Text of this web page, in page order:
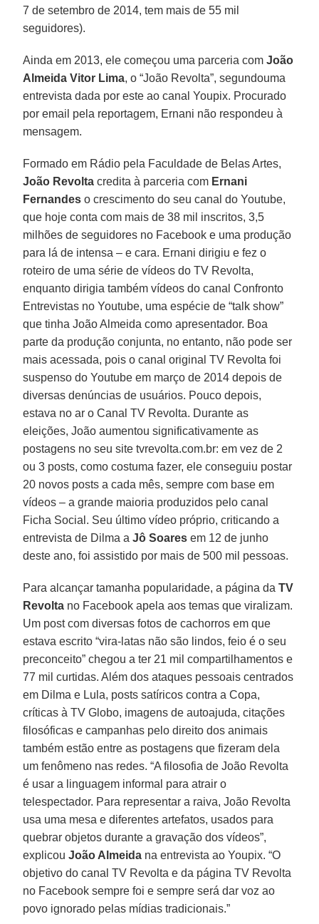
7 de setembro de 2014, tem mais de 55 mil
seguidores).
Ainda em 2013, ele começou uma parceria com João
Almeida Vitor Lima, o “João Revolta”, segundouma
entrevista dada por este ao canal Youpix. Procurado
por email pela reportagem, Ernani não respondeu à
mensagem.
Formado em Rádio pela Faculdade de Belas Artes,
João Revolta credita à parceria com Ernani
Fernandes o crescimento do seu canal do Youtube,
que hoje conta com mais de 38 mil inscritos, 3,5
milhões de seguidores no Facebook e uma produção
para lá de intensa – e cara. Ernani dirigiu e fez o
roteiro de uma série de vídeos do TV Revolta,
enquanto dirigia também vídeos do canal Confronto
Entrevistas no Youtube, uma espécie de “talk show”
que tinha João Almeida como apresentador. Boa
parte da produção conjunta, no entanto, não pode ser
mais acessada, pois o canal original TV Revolta foi
suspenso do Youtube em março de 2014 depois de
diversas denúncias de usuários. Pouco depois,
estava no ar o Canal TV Revolta. Durante as
eleições, João aumentou significativamente as
postagens no seu site tvrevolta.com.br: em vez de 2
ou 3 posts, como costuma fazer, ele conseguiu postar
20 novos posts a cada mês, sempre com base em
vídeos – a grande maioria produzidos pelo canal
Ficha Social. Seu último vídeo próprio, criticando a
entrevista de Dilma aJô Soares em 12 de junho
deste ano, foi assistido por mais de 500 mil pessoas.
Para alcançar tamanha popularidade, a página daTV
Revolta no Facebook apela aos temas que viralizam.
Um post com diversas fotos de cachorros em que
estava escrito “vira-latas não são lindos, feio é o seu
preconceito” chegou a ter 21 mil compartilhamentos e
77 mil curtidas. Além dos ataques pessoais centrados
em Dilma e Lula, posts satíricos contra a Copa,
críticas à TV Globo, imagens de autoajuda, citações
filosóficas e campanhas pelo direito dos animais
também estão entre as postagens que fizeram dela
um fenômeno nas redes. “A filosofia de João Revolta
é usar a linguagem informal para atrair o
telespectador. Para representar a raiva, João Revolta
usa uma mesa e diferentes artefatos, usados para
quebrar objetos durante a gravação dos vídeos”,
explicouJoão Almeida na entrevista ao Youpix. “O
objetivo do canal TV Revolta e da página TV Revolta
no Facebook sempre foi e sempre será dar voz ao
povo ignorado pelas mídias tradicionais.”